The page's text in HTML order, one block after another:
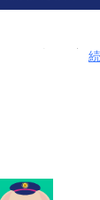
ャンダル”が報
いたのは音斗
るために導き